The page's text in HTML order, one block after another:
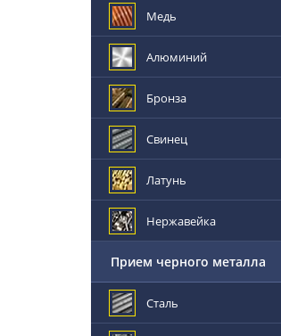
Медь
Алюминий
Бронза
Свинец
Латунь
Нержавейка
Прием черного металла
Сталь